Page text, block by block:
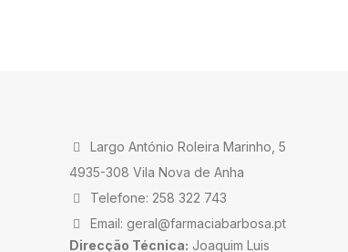
Largo António Roleira Marinho, 5
4935-308 Vila Nova de Anha
Telefone: 258 322 743
Email: geral@farmaciabarbosa.pt
Direcção Técnica: Joaquim Luis